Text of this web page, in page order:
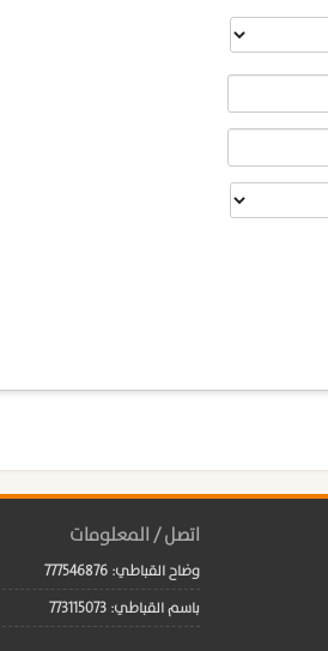
اتصل / المعلومات
وضاح القباطي: 777546876
باسم القباطي: 773115073